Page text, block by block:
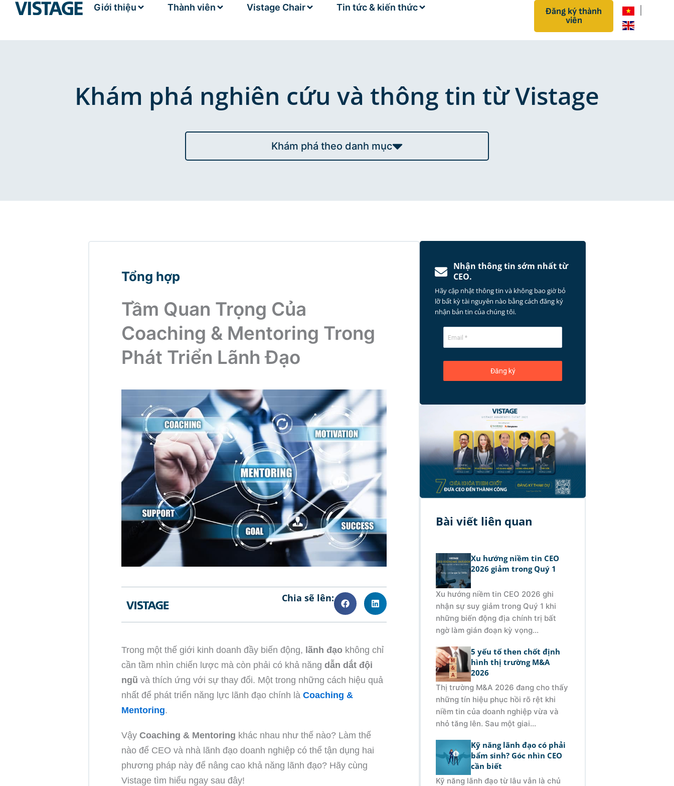
Giới thiệu Thành viên Vistage Chair Tin tức & kiến thức
Đăng ký thành
viên
Khám phá nghiên cứu và thông tin từ Vistage
Khám phá theo danh mục
Nhận thông tin sớm nhất từ ​​
CEO.
Hãy cập nhật thông tin và không bao giờ bỏ
lỡ bất kỳ tài nguyên nào bằng cách đăng ký
nhận bản tin của chúng tôi.
Bài viết liên quan
Xu hướng niềm tin CEO
2026 giảm trong Quý 1
Xu hướng niềm tin CEO 2026 ghi
nhận sự suy giảm trong Quý 1 khi
những biến động địa chính trị bất
ngờ làm gián đoạn kỳ vọng...
5 yếu tố then chốt định
hình thị trường M&A
2026
Thị trường M&A 2026 đang cho thấy
những tín hiệu phục hồi rõ rệt khi
niềm tin của doanh nghiệp vừa và
nhỏ tăng lên. Sau một giai...
Kỹ năng lãnh đạo có phải
bẩm sinh? Góc nhìn CEO
cần biết
Kỹ năng lãnh đạo từ lâu vẫn là chủ
Tổng hợp
Tầm Quan Trọng Của
Coaching & Mentoring Trong
Phát Triển Lãnh Đạo
Chia sẽ lên:
Trong một thế giới kinh doanh đầy biến động, lãnh đạo không chỉ
cần tầm nhìn chiến lược mà còn phải có khả năngdẫn dắt đội
ngũ và thích ứng với sự thay đổi. Một trong những cách hiệu quả
nhất để phát triển năng lực lãnh đạo chính làCoaching &
Mentoring.
VậyCoaching & Mentoring khác nhau như thế nào? Làm thế
nào để CEO và nhà lãnh đạo doanh nghiệp có thể tận dụng hai
phương pháp này để nâng cao khả năng lãnh đạo? Hãy cùng
Vistage tìm hiểu ngay sau đây!